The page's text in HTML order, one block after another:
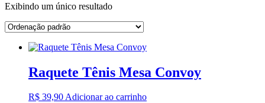
Exibindo um único resultado
Raquete Tênis Mesa Convoy
R$ 39,90Adicionar ao carrinho